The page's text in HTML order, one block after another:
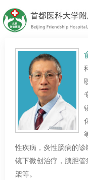
性疾病，炎性肠病的
镜下微创治疗，胰胆
架等。